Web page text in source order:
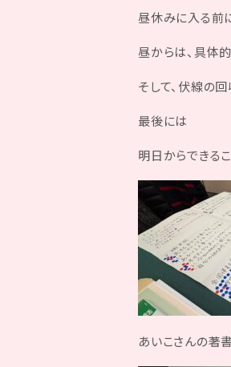
昼休みに入る前
昼からは、具体
そして、伏線の
最後には
明日からできる
あいこさんの著